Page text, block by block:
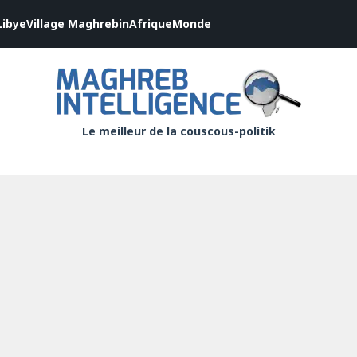
Village MaghrebinAfriqueMonde
Le meilleur de la couscous-politik